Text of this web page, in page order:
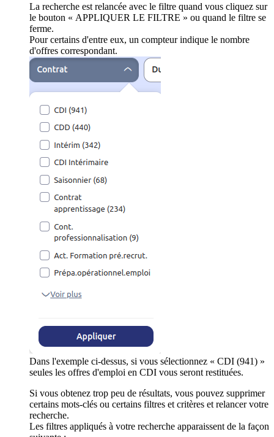
La recherche est relancée avec le filtre quand vous cliquez sur
le bouton « APPLIQUER LE FILTRE » ou quand le filtre se
ferme.
Pour certains d'entre eux, un compteur indique le nombre
d'offres correspondant.
Dans l'exemple ci-dessus, si vous sélectionnez « CDI (941) »
seules les offres d'emploi en CDI vous seront restituées.
Si vous obtenez trop peu de résultats, vous pouvez supprimer
certains mots-clés ou certains filtres et critères et relancer votre
recherche.
Les filtres appliqués à votre recherche apparaissent de la façon